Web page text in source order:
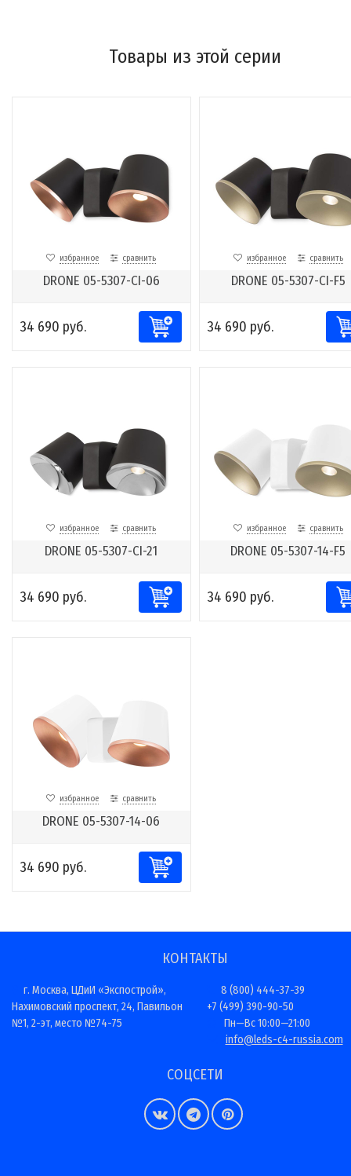
Товары из этой серии
избранное сравнить
DRONE 05-5307-CI-06
34 690 руб.
избранное сравнить
DRONE 05-5307-CI-F5
34 690 руб.
избранное сравнить
DRONE 05-5307-CI-21
34 690 руб.
избранное сравнить
DRONE 05-5307-14-F5
34 690 руб.
избранное сравнить
DRONE 05-5307-14-06
34 690 руб.
КОНТАКТЫ
г. Москва, ЦДиИ «Экспострой»,
Нахимовский проспект, 24, Павильон
№1, 2-эт, место №74-75
8 (800) 444-37-39
+7 (499) 390-90-50
Пн—Вс 10:00—21:00
info@leds-c4-russia.com
СОЦСЕТИ